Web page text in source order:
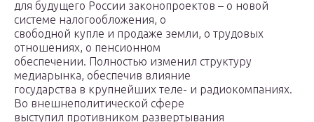
для будущего России законопроектов – о новой
системе налогообложения, о
свободной купле и продаже земли, о трудовых
отношениях, о пенсионном
обеспечении. Полностью изменил структуру
медиарынка, обеспечив влияние
государства в крупнейших теле- и радиокомпаниях.
Во внешнеполитической сфере
выступил противником развертывания